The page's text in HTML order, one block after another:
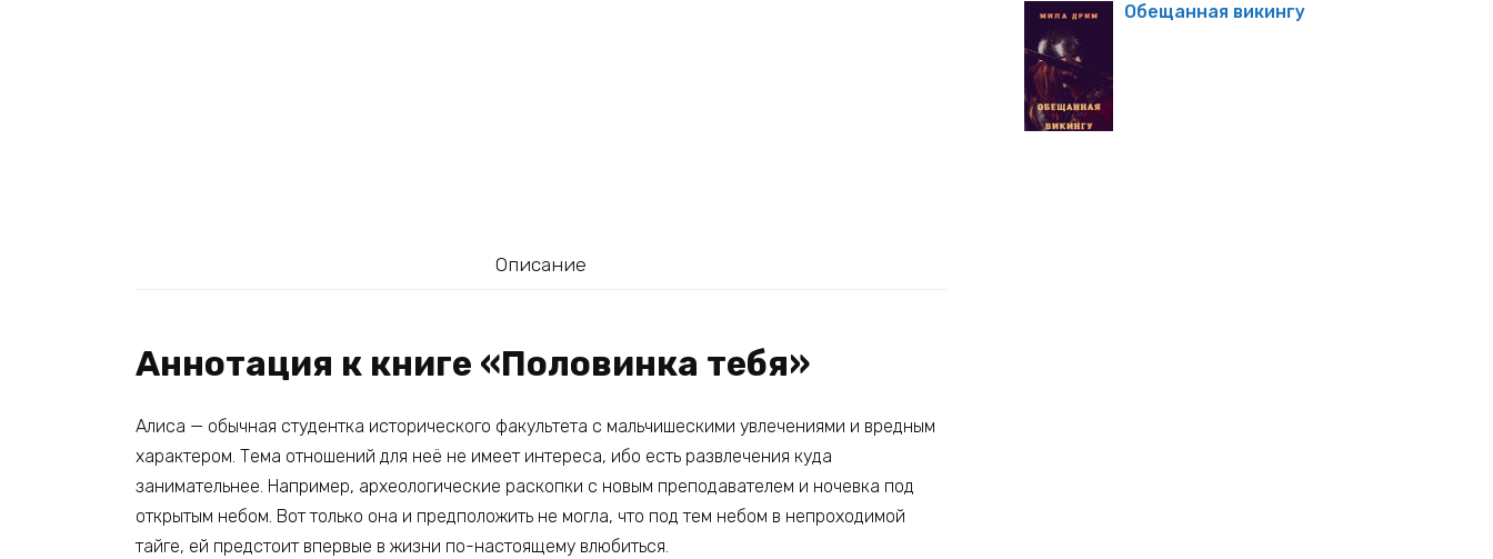
Описание
Аннотация к книге «Половинка тебя»
Алиса — обычная студентка исторического факультета с мальчишескими увлечениями и вредным
характером. Тема отношений для неё не имеет интереса, ибо есть развлечения куда
занимательнее. Например, археологические раскопки с новым преподавателем и ночевка под
открытым небом. Вот только она и предположить не могла, что под тем небом в непроходимой
тайге, ей предстоит впервые в жизни по-настоящему влюбиться.
Обещанная викингу